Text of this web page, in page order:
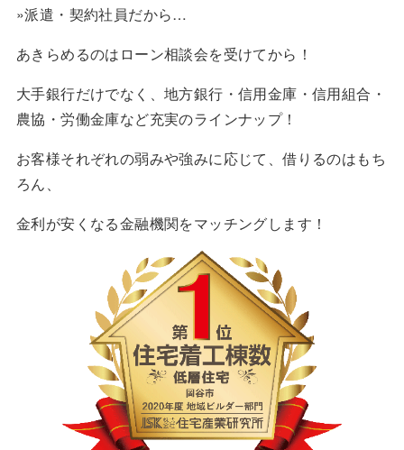
»派遣・契約社員だから…
あきらめるのはローン相談会を受けてから！
大手銀行だけでなく、地方銀行・信用金庫・信用組合・
農協・労働金庫など充実のラインナップ！
お客様それぞれの弱みや強みに応じて、借りるのはもち
ろん、
金利が安くなる金融機関をマッチングします！